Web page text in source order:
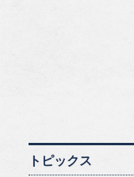
トピックス